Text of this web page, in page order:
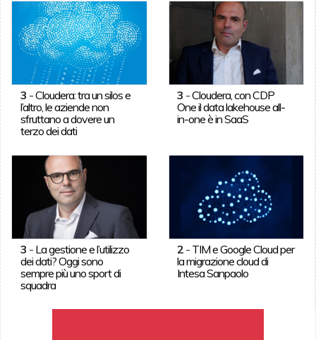
3 -Cloudera: tra un silos e
l’altro, le aziende non
sfruttano a dovere un
terzo dei dati
3 -Cloudera, con CDP
One il data lakehouse all-
in-one è in SaaS
3 - La gestione e l’utilizzo
dei dati? Oggi sono
sempre più uno sport di
squadra
2 - TIM e Google Cloud per
la migrazione cloud di
Intesa Sanpaolo